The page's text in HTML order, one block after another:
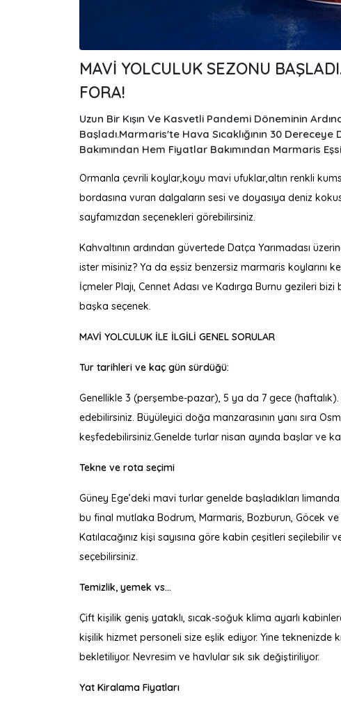
MAVI YOLCULUK SEZONU
FORA!
Uzun Bir Kışın Ve Kasvetli Pandemi Döneminin
Başladı.Marmaris'te Hava Sıcaklığının 30
Bakımından Hem Fiyatlar Bakımından Marmaris
Ormanla çevrili koylar,koyu mavi ufuklar,altın renkli
bordasına vuran dalgaların sesi ve doyasıya deniz
sayfamızdan seçenekleri görebilirsiniz.
Kahvaltının ardından güvertede Datça Yarımadası
ister misiniz? Ya da eşsiz benzersiz marmaris koylarını
İçmeler Plajı, Cennet Adası ve Kadırga Burnu gezileri
başka seçenek.
MAVİ YOLCULUK İLE İLGİLİ GENEL SORULAR
Tur tarihleri ve kaç gün sürdüğü:
Genellikle 3 (perşembe-pazar), 5 ya da 7 gece
edebilirsiniz. Büyüleyici doğa manzarasının yanı sıra
keşfedebilirsiniz.Genelde turlar nisan ayında başlar ve
Tekne ve rota seçimi
Güney Ege’deki mavi turlar genelde başladıkları
bu final mutlaka Bodrum, Marmaris, Bozburun, Göcek
Katılacağınız kişi sayısına göre kabin çeşitleri
seçebilirsiniz.
Temizlik, yemek vs...
Çift kişilik geniş yataklı, sıcak-soğuk klima ayarlı
kişilik hizmet personeli size eşlik ediyor. Yine teknenizde
bekletiliyor. Nevresim ve havlular sık sık değiştiriliyor.
Yat Kiralama Fiyatları